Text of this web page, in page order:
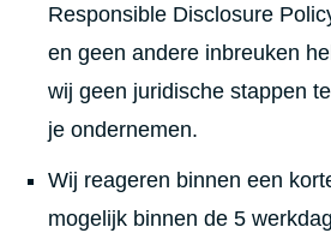
Responsible Disclosure
en geen andere inbreuken
wij geen juridische stappen
je ondernemen.
Wij reageren binnen een
mogelijk binnen de 5